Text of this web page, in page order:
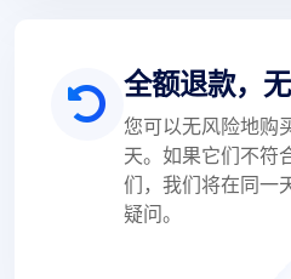
全额退款，
您可以无风险地购
天。如果它们不符
们，我们将在同一
疑问。